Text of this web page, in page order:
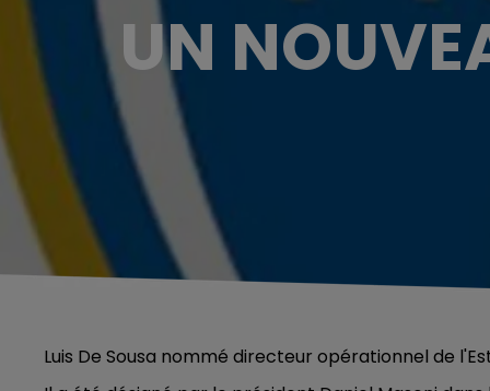
UN
Luis De Sousa nommé directeur opérationnel de